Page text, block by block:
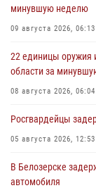
минувшую неделю
09 августа 2026, 06:13
22 единицы оружия
области за
08 августа 2026, 06:04
Росгвардейцы
05 августа 2026, 12:53
В Белозерске
автомобиля